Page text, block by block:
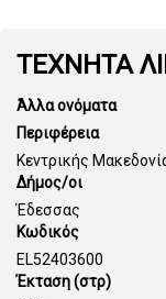
ΤΕΧΝΗΤΑ
Άλλα ονόματα
Περιφέρεια
Κεντρικής
Δήμος/οι
Έδεσσας
Κωδικός
EL52403600
Έκταση (στρ)